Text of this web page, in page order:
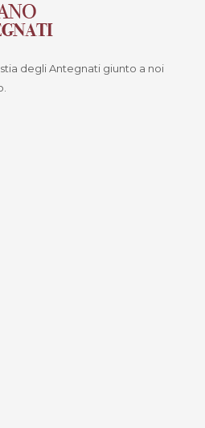
degli Antegnati giunto a noi